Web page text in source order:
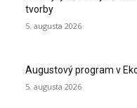
tvorby
5. augusta 2026
Augustový program v
5. augusta 2026